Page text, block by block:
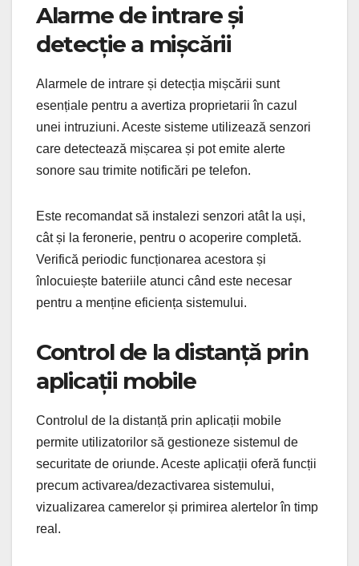
Alarme de intrare și
detecție a mișcării
Alarmele de intrare și detecția mișcării sunt
esențiale pentru a avertiza proprietarii în cazul
unei intruziuni. Aceste sisteme utilizează senzori
care detectează mișcarea și pot emite alerte
sonore sau trimite notificări pe telefon.
Este recomandat să instalezi senzori atât la uși,
cât și la feronerie, pentru o acoperire completă.
Verifică periodic funcționarea acestora și
înlocuiește bateriile atunci când este necesar
pentru a menține eficiența sistemului.
Control de la distanță prin
aplicații mobile
Controlul de la distanță prin aplicații mobile
permite utilizatorilor să gestioneze sistemul de
securitate de oriunde. Aceste aplicații oferă funcții
precum activarea/dezactivarea sistemului,
vizualizarea camerelor și primirea alertelor în timp
real.